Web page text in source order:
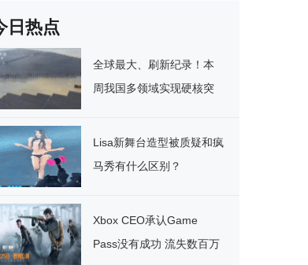
日热点
全球最大、刷新纪录！本
周我国多领域实现硬核突
Lisa新舞台造型被质疑和疯
马秀有什么区别？
Xbox CEO承认Game
Pass没有成功 流失数百万